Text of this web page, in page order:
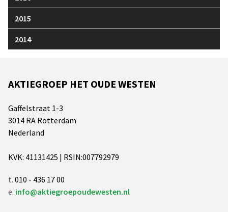
2015
2014
AKTIEGROEP HET OUDE WESTEN
Gaffelstraat 1-3
3014 RA Rotterdam
Nederland
KVK: 41131425 | RSIN:007792979
t. 010 - 436 17 00
e. info@aktiegroepoudewesten.nl